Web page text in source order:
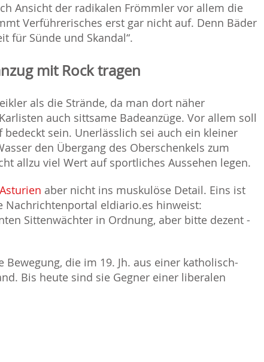
Ansicht der radikalen Frömmler vor allem die
Verführerisches erst gar nicht auf. Denn Bäder
für Sünde und Skandal“.
mit Rock tragen
als die Strände, da man dort näher
auch sittsame Badeanzüge. Vor allem soll
sein. Unerlässlich sei auch ein kleiner
den Übergang des Oberschenkels zum
allzu viel Wert auf sportliches Aussehen legen.
Asturien aber nicht ins muskulöse Detail. Eins ist
Nachrichtenportal eldiario.es hinweist:
Sittenwächter in Ordnung, aber bitte dezent -
die im 19. Jh. aus einer katholisch-
Bis heute sind sie Gegner einer liberalen